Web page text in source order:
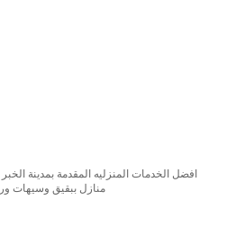
افضل الخدمات المنزليه المقدمة بمدينة
منازل ببقيق وسيهات وراس تنورة 0551844053 ومن الخدمات المقدمة ايضا